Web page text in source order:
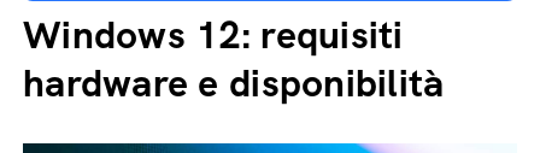
Windows 12: requisiti
hardware e disponibilità